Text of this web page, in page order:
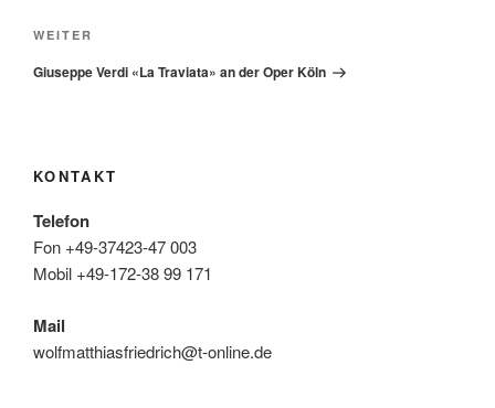
Nächster
Beitrag
WEITER
Giuseppe Verdi «La Traviata» an der Oper Köln
KONTAKT
Telefon
Fon +49-37423-47 003
Mobil +49-172-38 99 171
Mail
wolfmatthiasfriedrich@t-online.de